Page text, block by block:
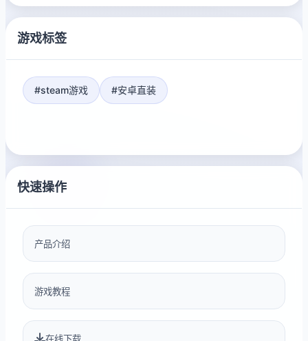
游戏标签
#steam游戏 #安卓直装
快速操作
产品介绍
游戏教程